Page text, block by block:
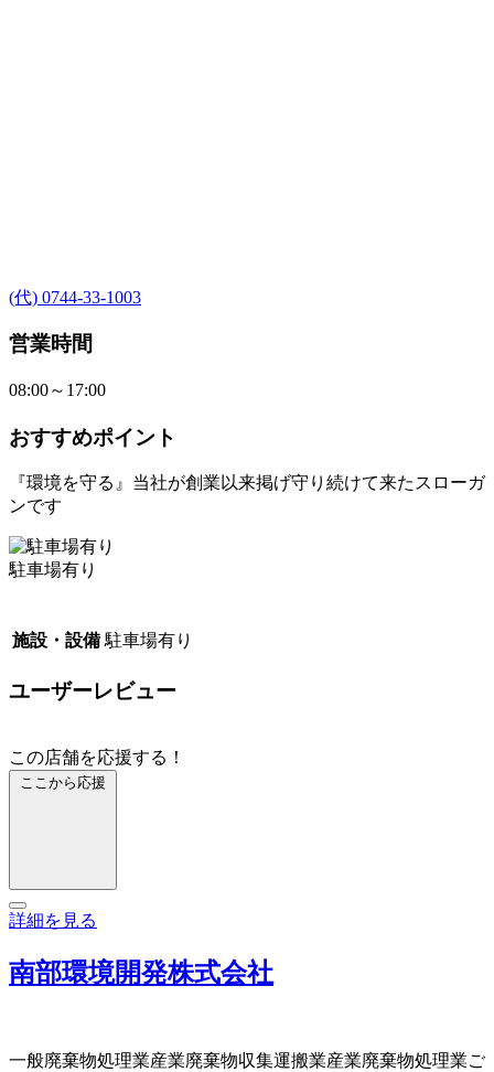
(代) 0744-33-1003
営業時間
08:00～17:00
おすすめポイント
『環境を守る』当社が創業以来掲げ守り続けて来たスローガ
ンです
駐車場有り
施設・設備 駐車場有り
ユーザーレビュー
この店舗を応援する！
ここから応援
詳細を見る
南部環境開発株式会社
一般廃棄物処理業産業廃棄物収集運搬業産業廃棄物処理業ご